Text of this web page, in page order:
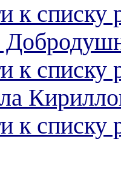
к списку
к списку
к списку